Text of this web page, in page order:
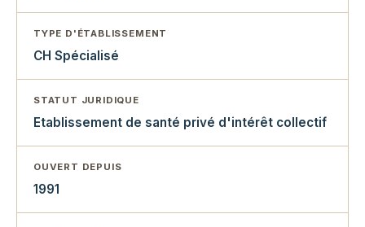
TYPE D'ÉTABLISSEMENT
CH Spécialisé
STATUT JURIDIQUE
Etablissement de santé privé d'intérêt collectif
OUVERT DEPUIS
1991